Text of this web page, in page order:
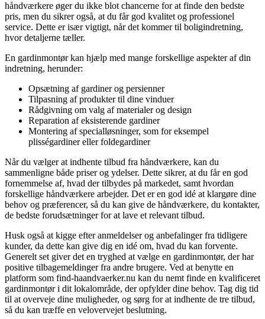
håndværkere øger du ikke blot chancerne for at finde den bedste
pris, men du sikrer også, at du får god kvalitet og professionel
service. Dette er især vigtigt, når det kommer til boligindretning,
hvor detaljerne tæller.
En gardinmontør kan hjælp med mange forskellige aspekter af din
indretning, herunder:
Opsætning af gardiner og persienner
Tilpasning af produkter til dine vinduer
Rådgivning om valg af materialer og design
Reparation af eksisterende gardiner
Montering af specialløsninger, som for eksempel
plisségardiner eller foldegardiner
Når du vælger at indhente tilbud fra håndværkere, kan du
sammenligne både priser og ydelser. Dette sikrer, at du får en god
fornemmelse af, hvad der tilbydes på markedet, samt hvordan
forskellige håndværkere arbejder. Det er en god idé at klargøre dine
behov og præferencer, så du kan give de håndværkere, du kontakter,
de bedste forudsætninger for at lave et relevant tilbud.
Husk også at kigge efter anmeldelser og anbefalinger fra tidligere
kunder, da dette kan give dig en idé om, hvad du kan forvente.
Generelt set giver det en tryghed at vælge en gardinmontør, der har
positive tilbagemeldinger fra andre brugere. Ved at benytte en
platform som find-haandvaerker.nu kan du nemt finde en kvalificeret
gardinmontør i dit lokalområde, der opfylder dine behov. Tag dig tid
til at overveje dine muligheder, og sørg for at indhente de tre tilbud,
så du kan træffe en velovervejet beslutning.